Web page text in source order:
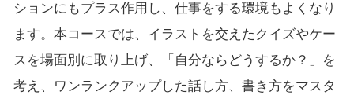
ションにもプラス作用し、仕事をする環境もよくなり
ます。本コースでは、イラストを交えたクイズやケー
スを場面別に取り上げ、「自分ならどうするか？」を
考え、ワンランクアップした話し方、書き方をマスタ